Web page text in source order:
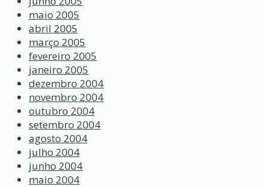
maio 2005
abril 2005
março 2005
fevereiro 2005
janeiro 2005
dezembro 2004
novembro 2004
outubro 2004
setembro 2004
agosto 2004
julho 2004
junho 2004
maio 2004